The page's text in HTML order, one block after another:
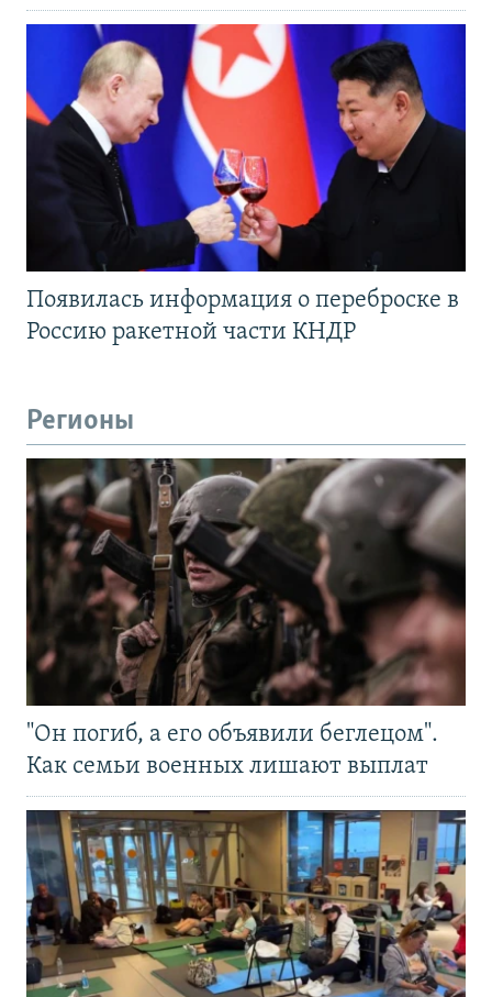
Появилась информация о переброске в
Россию ракетной части КНДР
Регионы
"Он погиб, а его объявили беглецом".
Как семьи военных лишают выплат